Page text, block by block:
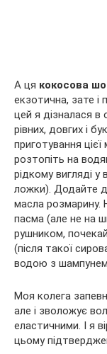
А ця кокосова
екзотична, зате
цей я дізналася в
рівних, довгих і
приготування
розтопіть на
рідкому вигляді
ложки). Додайте
масла розмарину.
пасма (але не на
рушником,
(після такої
водою з
Моя колега
але і зволожує
еластичними. І я
цьому